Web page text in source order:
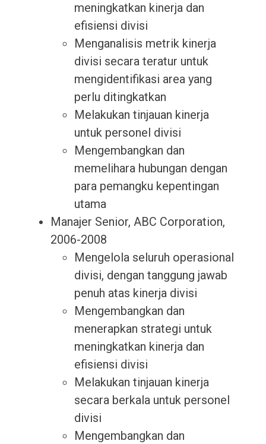
meningkatkan kinerja dan
efisiensi divisi
Menganalisis metrik kinerja
divisi secara teratur untuk
mengidentifikasi area yang
perlu ditingkatkan
Melakukan tinjauan kinerja
untuk personel divisi
Mengembangkan dan
memelihara hubungan dengan
para pemangku kepentingan
utama
Manajer Senior, ABC Corporation,
2006-2008
Mengelola seluruh operasional
divisi, dengan tanggung jawab
penuh atas kinerja divisi
Mengembangkan dan
menerapkan strategi untuk
meningkatkan kinerja dan
efisiensi divisi
Melakukan tinjauan kinerja
secara berkala untuk personel
divisi
Mengembangkan dan